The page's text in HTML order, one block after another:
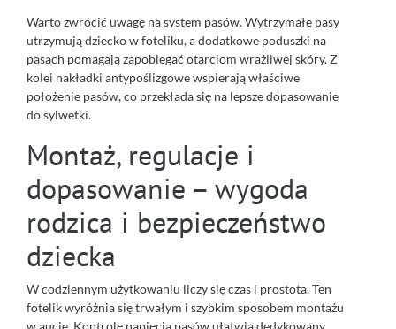
Warto zwrócić uwagę na system pasów. Wytrzymałe pasy
utrzymują dziecko w foteliku, a dodatkowe poduszki na
pasach pomagają zapobiegać otarciom wrażliwej skóry. Z
kolei nakładki antypoślizgowe wspierają właściwe
położenie pasów, co przekłada się na lepsze dopasowanie
do sylwetki.
Montaż, regulacje i
dopasowanie – wygoda
rodzica i bezpieczeństwo
dziecka
W codziennym użytkowaniu liczy się czas i prostota. Ten
fotelik wyróżnia się trwałym i szybkim sposobem montażu
w aucie. Kontrolę napięcia pasów ułatwia dedykowany